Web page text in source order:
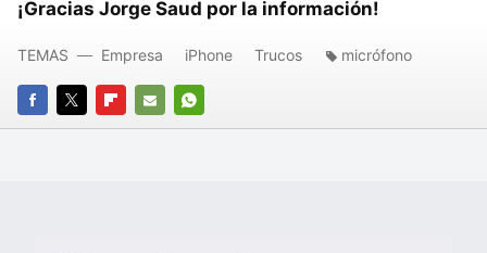
¡Gracias Jorge Saud por la información!
FACEBOOK
TWITTERFLIPBOARD
E-
WHATSAPP
TEMAS Empresa iPhone Trucos micrófono